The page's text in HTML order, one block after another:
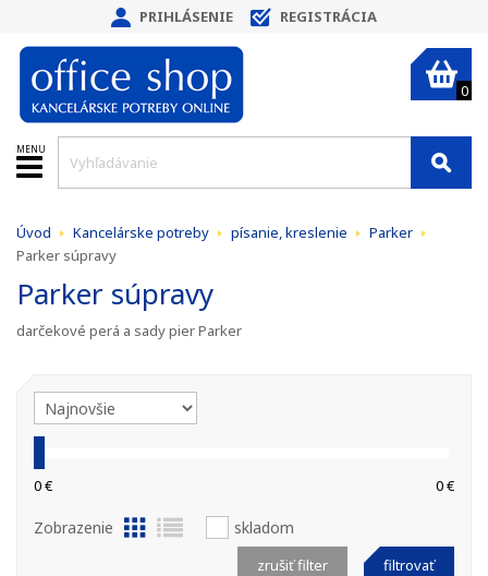
PRIHLÁSENIE REGISTRÁCIA
0
MENU
Úvod Kancelárske potreby písanie, kreslenie
Parker
Parker súpravy
Parker súpravy
darčekové perá a sady pier Parker
0 € 0 €
Zobrazenie skladom
filtrovať
zrušiť filter